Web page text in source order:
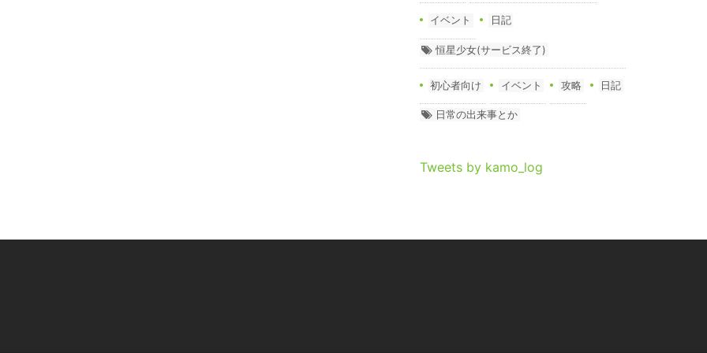
イベント 日記
恒星少女(サービス終了)
初心者向け イベント 攻略 日記
日常の出来事とか
Tweets by kamo_log